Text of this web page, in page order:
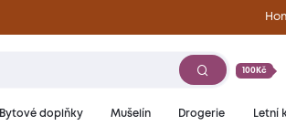
100Kč
Bytové doplňky Mušelín Drogerie Letní